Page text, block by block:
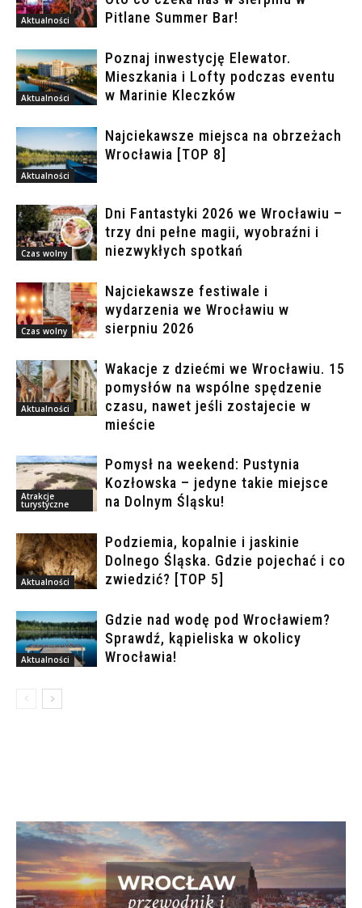
Aktualności
Pitlane Summer Bar!
Aktualności
Poznaj inwestycję Elewator.
Mieszkania i Lofty podczas eventu
w Marinie Kleczków
Aktualności
Najciekawsze miejsca na obrzeżach
Wrocławia [TOP 8]
Czas wolny
Dni Fantastyki 2026 we Wrocławiu –
trzy dni pełne magii, wyobraźni i
niezwykłych spotkań
Czas wolny
Najciekawsze festiwale i
wydarzenia we Wrocławiu w
sierpniu 2026
Aktualności
Wakacje z dziećmi we Wrocławiu. 15
pomysłów na wspólne spędzenie
czasu, nawet jeśli zostajecie w
mieście
Atrakcje
turystyczne
Pomysł na weekend: Pustynia
Kozłowska – jedyne takie miejsce
na Dolnym Śląsku!
Aktualności
Podziemia, kopalnie i jaskinie
Dolnego Śląska. Gdzie pojechać i co
zwiedzić? [TOP 5]
Aktualności
Gdzie nad wodę pod Wrocławiem?
Sprawdź, kąpieliska w okolicy
Wrocławia!